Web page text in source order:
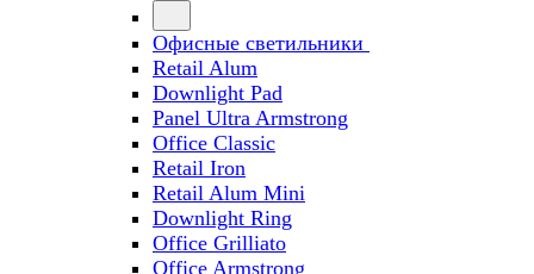
Офисные светильники
Retail Alum
Downlight Pad
Panel Ultra Armstrong
Office Classic
Retail Iron
Retail Alum Mini
Downlight Ring
Office Grilliato
Office Armstrong